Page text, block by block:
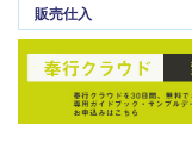
販売仕入